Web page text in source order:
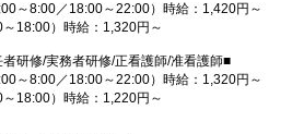
～8:00／18:00～22:00）時給：1,420円～
18:00）時給：1,320円～
研修/実務者研修/正看護師/准看護師■
～8:00／18:00～22:00）時給：1,320円～
18:00）時給：1,220円～